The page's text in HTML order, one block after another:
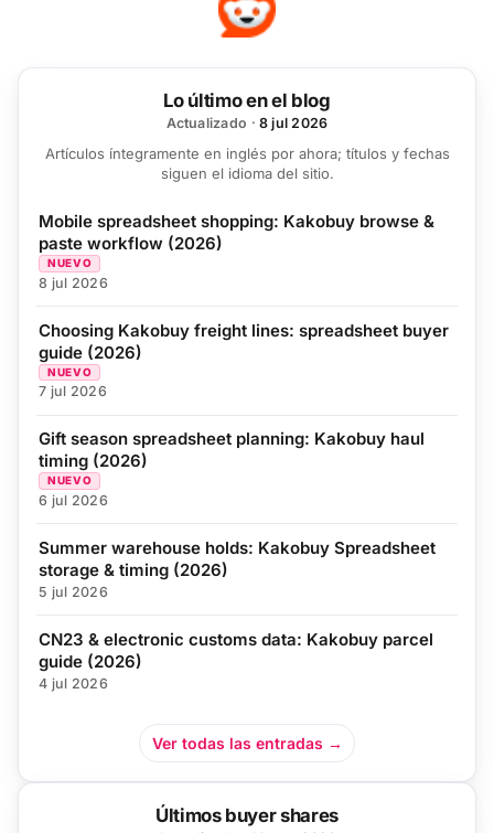
Lo último en el blog
Actualizado · 8 jul 2026
Artículos íntegramente en inglés por ahora; títulos y fechas
siguen el idioma del sitio.
Mobile spreadsheet shopping: Kakobuy browse &
paste workflow (2026)
NUEVO
8 jul 2026
Choosing Kakobuy freight lines: spreadsheet buyer
guide (2026)
NUEVO
7 jul 2026
Gift season spreadsheet planning: Kakobuy haul
timing (2026)
NUEVO
6 jul 2026
Summer warehouse holds: Kakobuy Spreadsheet
storage & timing (2026)
5 jul 2026
CN23 & electronic customs data: Kakobuy parcel
guide (2026)
4 jul 2026
Ver todas las entradas →
Últimos buyer shares